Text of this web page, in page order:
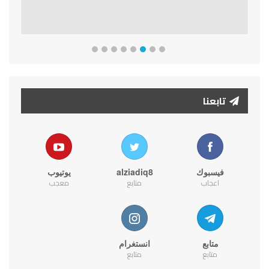
تابعنا
فيسبوك
اعجاب
alziadiq8
متابع
يوتيوب
معجب
متابع
متابع
انستغرام
متابع